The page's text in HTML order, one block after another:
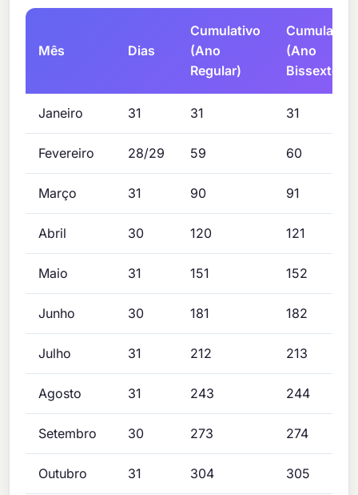
Mês Dias
Cumulativo
(Ano
Regular)
Cumulativo
(Ano
Bissexto)
Janeiro 31 31 31
Fevereiro 28/29 59 60
Março 31 90 91
Abril 30 120 121
Maio 31 151 152
Junho 30 181 182
Julho 31 212 213
Agosto 31 243 244
Setembro 30 273 274
Outubro 31 304 305